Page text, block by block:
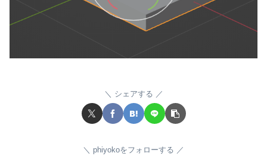
シェアする
phiyokoをフォローする